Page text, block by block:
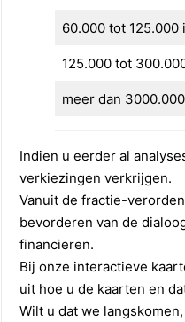
Bij het
om kiezers vast te
Bepalen van beeld
Vaststellen
partijen die de hoogste
wij uit contact op te
Refressiegrafiek
Importeren eigen
Na aflevering
60.000 tot 125.000
125.000 tot
meer dan
Indien u eerder al
verkiezingen verkrijgen.
Vanuit de fractie-
bevorderen van de
financieren.
Bij onze interactieve
uit hoe u de kaarten en
Wilt u dat we